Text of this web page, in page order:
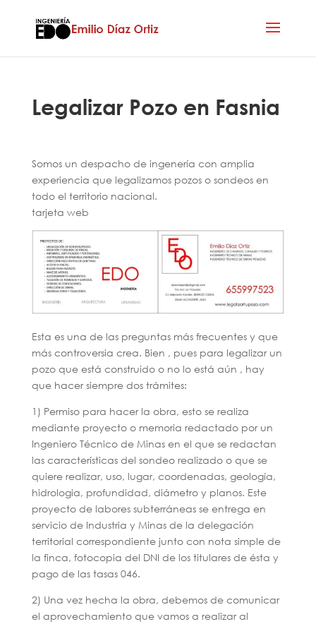
Legalizar Pozo en Fasnia
Somos un despacho de ingenería con amplia
experiencia que legalizamos pozos o sondeos en
todo el territorio nacional.
tarjeta web
Esta es una de las preguntas más frecuentes y que
más controversia crea. Bien , pues para legalizar un
pozo que está construido o no lo está aún , hay
que hacer siempre dos trámites:
1) Permiso para hacer la obra, esto se realiza
mediante proyecto o memoria redactado por un
Ingeniero Técnico de Minas en el que se redactan
las características del sondeo realizado o que se
quiere realizar, uso, lugar, coordenadas, geología,
hidrologia, profundidad, diámetro y planos. Este
proyecto de labores subterráneas se entrega en
servicio de Industria y Minas de la delegación
territorial correspondiente junto con nota simple de
la finca, fotocopia del DNI de los titulares de ésta y
pago de las tasas 046.
2) Una vez hecha la obra, debemos de comunicar
el aprovechamiento que vamos a realizar al